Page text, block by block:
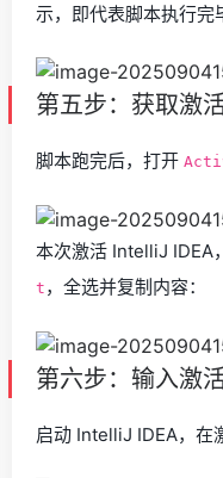
示，即代表脚本执行完
第五步：获取激
脚本跑完后，打开
本次激活 IntelliJ IDEA
t ，全选并复制内容：
第六步：输入激
启动 IntelliJ IDEA，在